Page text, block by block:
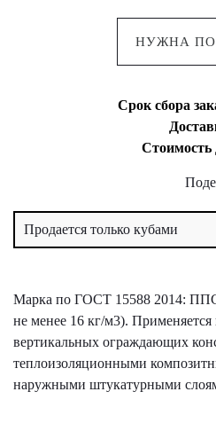
НУЖНА
Срок сбора
Стоимость
Продается только кубами
Марка по ГОСТ 15588 2014:
не менее 16 кг/м3). Применяется
вертикальных ограждающих
теплоизоляционными
наружными штукатурными